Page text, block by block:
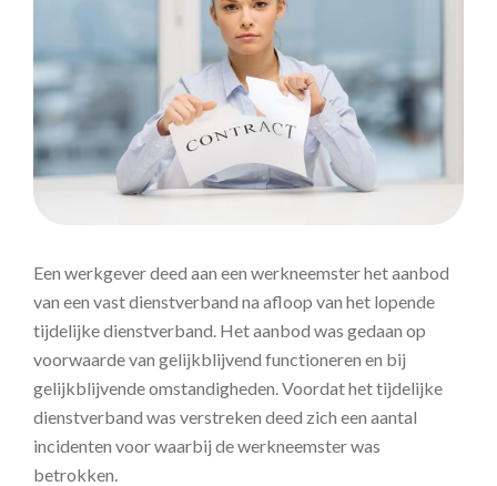
Een werkgever deed aan een werkneemster het aanbod
van een vast dienstverband na afloop van het lopende
tijdelijke dienstverband. Het aanbod was gedaan op
voorwaarde van gelijkblijvend functioneren en bij
gelijkblijvende omstandigheden. Voordat het tijdelijke
dienstverband was verstreken deed zich een aantal
incidenten voor waarbij de werkneemster was
betrokken.